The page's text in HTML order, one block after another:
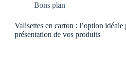
Bons plan
Valisettes en carton : l’option idéale
présentation de vos produits